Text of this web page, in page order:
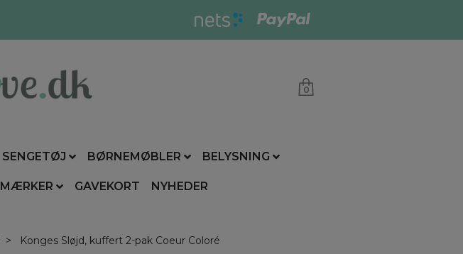
0
SENGETØJ BØRNEMØBLER BELYSNING
MÆRKER GAVEKORT NYHEDER
Konges Sløjd, kuffert 2-pak Coeur Coloré